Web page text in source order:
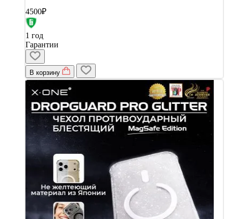
4500₽
1 год
Гарантии
В корзину